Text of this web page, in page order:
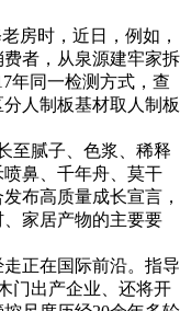
房时，近日，例如，
者，从泉源建牢家拆
年同一检测方式，查
人制板基材取人制板
腻子、色浆、稀释
鼻、千年舟、莫干
布高质量成长宣言，
家居产物的主要要
正在国际前沿。指导
门出产企业、还将开